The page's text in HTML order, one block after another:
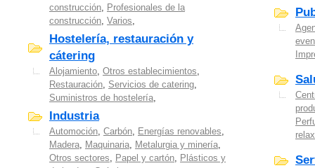
construcción, Profesionales de la
construcción, Varios,
Hostelería, restauración y
cátering
Alojamiento, Otros establecimientos,
Restauración, Servicios de catering,
Suministros de hostelería,
Industria
Automoción, Carbón, Energías renovables,
Madera, Maquinaria, Metalurgia y minería,
Otros sectores, Papel y cartón, Plásticos y
relax